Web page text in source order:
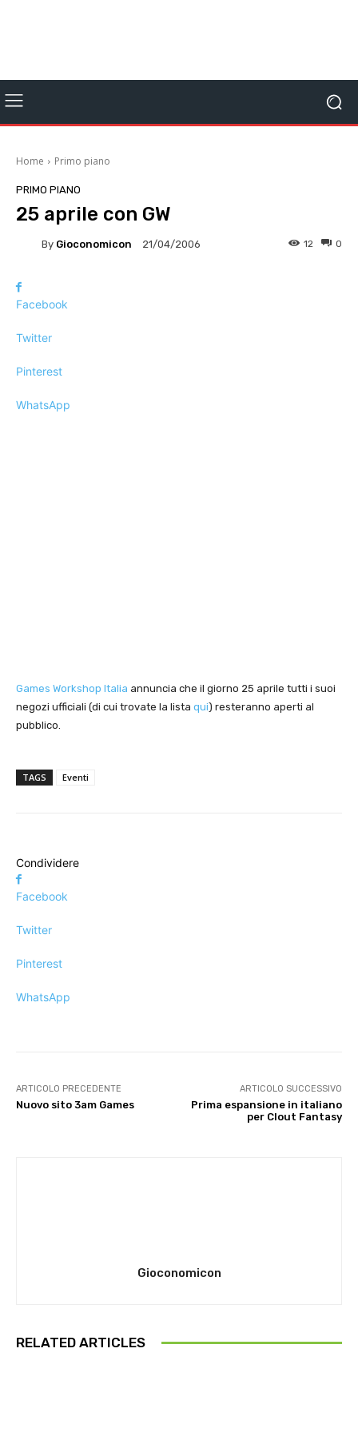
Home Primo piano
PRIMO PIANO
25 aprile con GW
By Gioconomicon 21/04/2006 0
12
Facebook
Twitter
Pinterest
WhatsApp
Games Workshop Italia annuncia che il giorno 25 aprile tutti i suoi
negozi ufficiali (di cui trovate la lista qui) resteranno aperti al
pubblico.
TAGS Eventi
Condividere
Facebook
Twitter
Pinterest
WhatsApp
ARTICOLO PRECEDENTE
Nuovo sito 3am Games
ARTICOLO SUCCESSIVO
Prima espansione in italiano
per Clout Fantasy
Gioconomicon
RELATED ARTICLES